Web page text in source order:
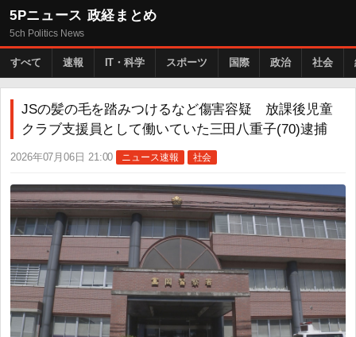
5Pニュース 政経まとめ
5ch Politics News
すべて 速報 IT・科学 スポーツ 国際 政治 社会
JSの髪の毛を踏みつけるなど傷害容疑 放課後児童
クラブ支援員として働いていた三田八重子(70)逮捕
2026年07月06日 21:00 ニュース速報 社会